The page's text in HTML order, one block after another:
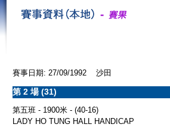
賽事日期: 27/09/1992 沙田
第 2 場 (31)
第五班 - 1900米 - (40-16)
LADY HO TUNG HALL HANDICAP